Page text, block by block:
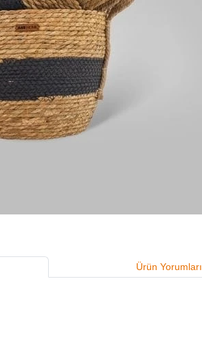
Ürün Yorumları